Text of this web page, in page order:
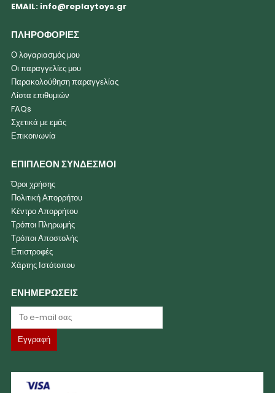
EMAIL: info@replaytoys.gr
ΠΛΗΡΟΦΟΡΙΕΣ
Ο λογαριασμός μου
Οι παραγγελίες μου
Παρακολούθηση παραγγελίας
Λίστα επιθυμιών
FAQs
Σχετικά με εμάς
Επικοινωνία
ΕΠΙΠΛΕΟΝ ΣΥΝΔΕΣΜΟΙ
Όροι χρήσης
Πολιτική Απορρήτου
Κέντρο Απορρήτου
Τρόποι Πληρωμής
Τρόποι Αποστολής
Επιστροφές
Χάρτης Ιστότοπου
ΕΝΗΜΕΡΩΣΕΙΣ